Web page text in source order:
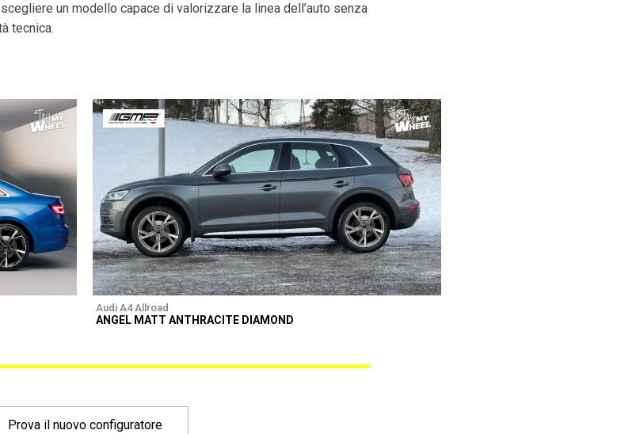
un modello capace di valorizzare la linea dell’auto senza
tecnica.
Audi A4 Allroad
ANGEL MATT ANTHRACITE DIAMOND
Prova il nuovo configuratore